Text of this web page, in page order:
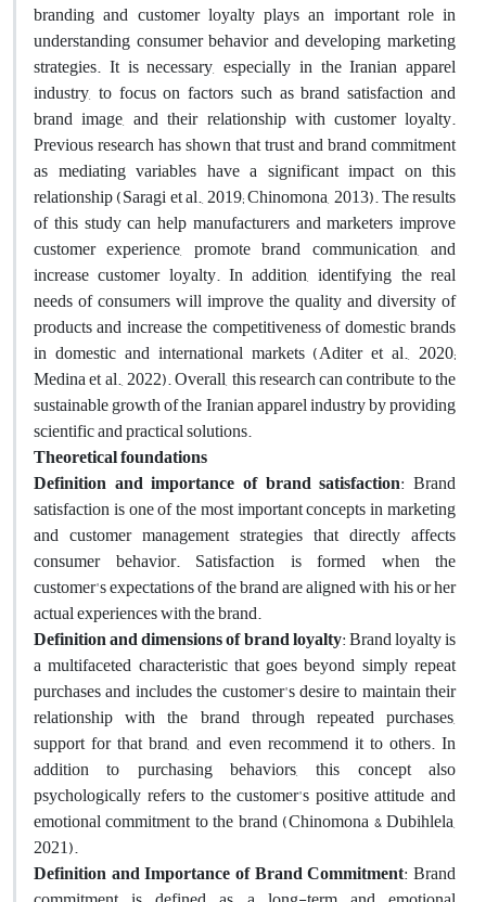
branding and customer loyalty plays an important role in
understanding consumer behavior and developing marketing
strategies. It is necessary, especially in the Iranian apparel
industry, to focus on factors such as brand satisfaction and
brand image, and their relationship with customer loyalty.
Previous research has shown that trust and brand commitment
as mediating variables have a significant impact on this
relationship (Saragi et al., 2019; Chinomona, 2013). The results
of this study can help manufacturers and marketers improve
customer experience, promote brand communication, and
increase customer loyalty. In addition, identifying the real
needs of consumers will improve the quality and diversity of
products and increase the competitiveness of domestic brands
in domestic and international markets (Aditer et al., 2020;
Medina et al., 2022). Overall, this research can contribute to the
sustainable growth of the Iranian apparel industry by providing
scientific and practical solutions.
Theoretical foundations
Definition and importance of brand satisfaction: Brand
satisfaction is one of the most important concepts in marketing
and customer management strategies that directly affects
consumer behavior. Satisfaction is formed when the
customer's expectations of the brand are aligned with his or her
actual experiences with the brand.
Definition and dimensions of brand loyalty: Brand loyalty is
a multifaceted characteristic that goes beyond simply repeat
purchases and includes the customer's desire to maintain their
relationship with the brand through repeated purchases,
support for that brand, and even recommend it to others. In
addition to purchasing behaviors, this concept also
psychologically refers to the customer's positive attitude and
emotional commitment to the brand (Chinomona & Dubihlela,
2021).
Definition and Importance of Brand Commitment: Brand